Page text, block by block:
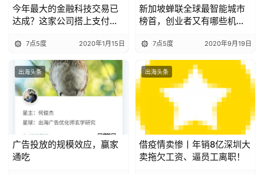
今年最大的金融科技交易已
达成？这家公司搭上支付
7点5度 2020年1月15日
新加坡蝉联全球最智能城市
榜首，创业者又有哪些机
7点5度 2020年9月19日
出海头条
广告投放的规模效应，赢家
通吃
出海头条
借疫情卖惨丨年销8亿深圳大
卖拖欠工资、逼员工离职！